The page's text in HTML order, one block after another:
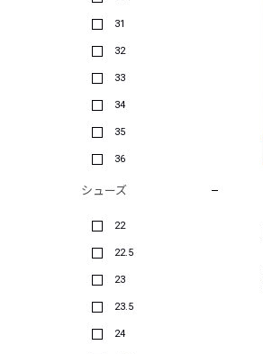
31
32
33
34
35
36
シューズ
22
22.5
23
23.5
24